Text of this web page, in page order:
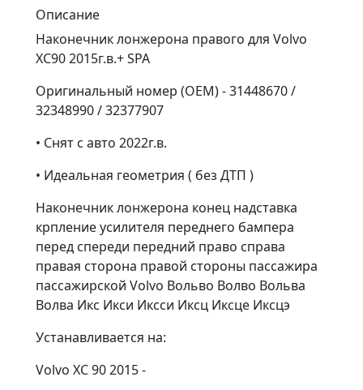
Описание
Наконечник лонжерона правого для Volvo
XC90 2015г.в.+ SPA
Оригинальный номер (OEM) - 31448670 /
32348990 / 32377907
• Снят с авто 2022г.в.
• Идеальная геометрия ( без ДТП )
Наконечник лонжерона конец надставка
крпление усилителя переднего бампера
перед спереди передний право справа
правая сторона правой стороны пассажира
пассажирской Volvo Вольво Волво Вольва
Волва Икс Икси Иксси Иксц Иксце Иксцэ
Устанавливается на:
Volvo XC 90 2015 -